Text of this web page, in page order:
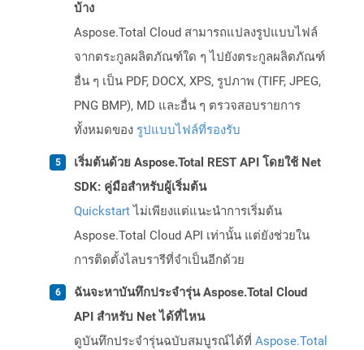
บ้าง
Aspose.Total Cloud สามารถแปลงรูปแบบไฟล์
จากตระกูลผลิตภัณฑ์ใด ๆ ไปยังตระกูลผลิตภัณฑ์
อื่น ๆ เป็น PDF, DOCX, XPS, รูปภาพ (TIFF, JPEG,
PNG BMP), MD และอื่น ๆ ตรวจสอบรายการ
ทั้งหมดของ รูปแบบไฟล์ที่รองรับ
เริ่มต้นด้วย Aspose.Total REST API โดยใช้ Net
SDK: คู่มือสำหรับผู้เริ่มต้น
Quickstartไม่เพียงแต่แนะนำการเริ่มต้น
Aspose.Total Cloud API เท่านั้น แต่ยังช่วยใน
การติดตั้งไลบรารีที่จำเป็นอีกด้วย
ฉันจะหาบันทึกประจำรุ่น Aspose.Total Cloud
API สำหรับ Net ได้ที่ไหน
ดูบันทึกประจำรุ่นฉบับสมบูรณ์ได้ที่ Aspose.Total